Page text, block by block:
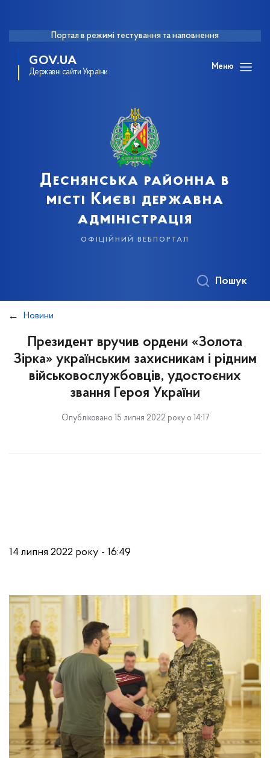
Портал в режимі тестування та наповнення
GOV.UA
Державні сайти України
Меню
Деснянська районна в
місті Києві державна
адміністрація
офіційний вебпортал
Пошук
Новини
Президент вручив ордени «Золота
Зірка» українським захисникам і рідним
військовослужбовців, удостоєних
звання Героя України
Опубліковано 15 липня 2022 року о 14:17
14 липня 2022 року - 16:49